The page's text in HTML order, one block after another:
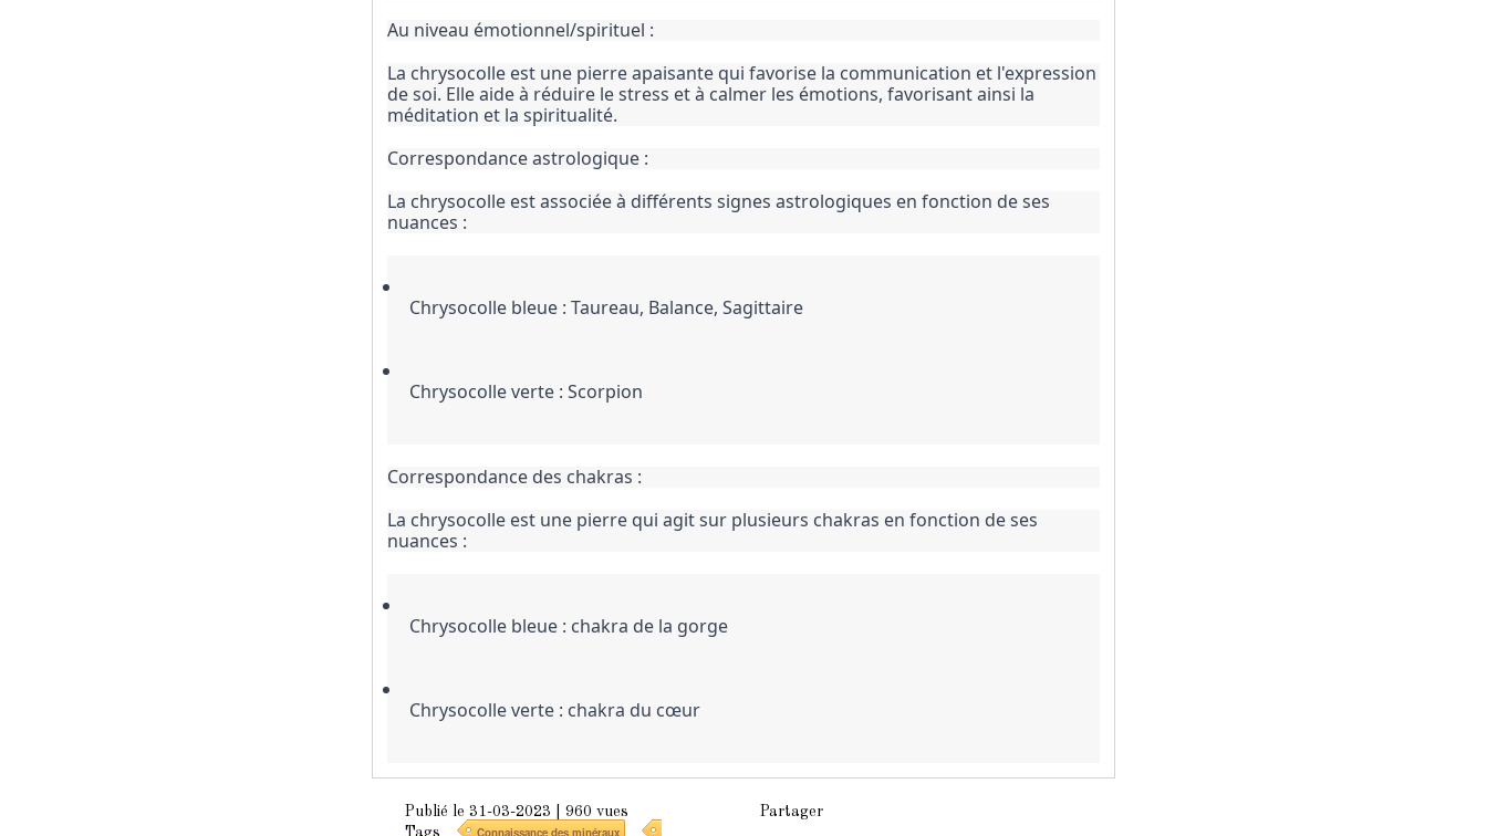
Au niveau émotionnel/spirituel :
La chrysocolle est une pierre apaisante qui favorise la communication et l'expression
de soi. Elle aide à réduire le stress et à calmer les émotions, favorisant ainsi la
méditation et la spiritualité.
Correspondance astrologique :
La chrysocolle est associée à différents signes astrologiques en fonction de ses
nuances :
Chrysocolle bleue : Taureau, Balance, Sagittaire
Chrysocolle verte : Scorpion
Correspondance des chakras :
La chrysocolle est une pierre qui agit sur plusieurs chakras en fonction de ses
nuances :
Chrysocolle bleue : chakra de la gorge
Chrysocolle verte : chakra du cœur
Publié le 31-03-2023
| 960 vues
Tags
Connaissance des minéraux
Partager